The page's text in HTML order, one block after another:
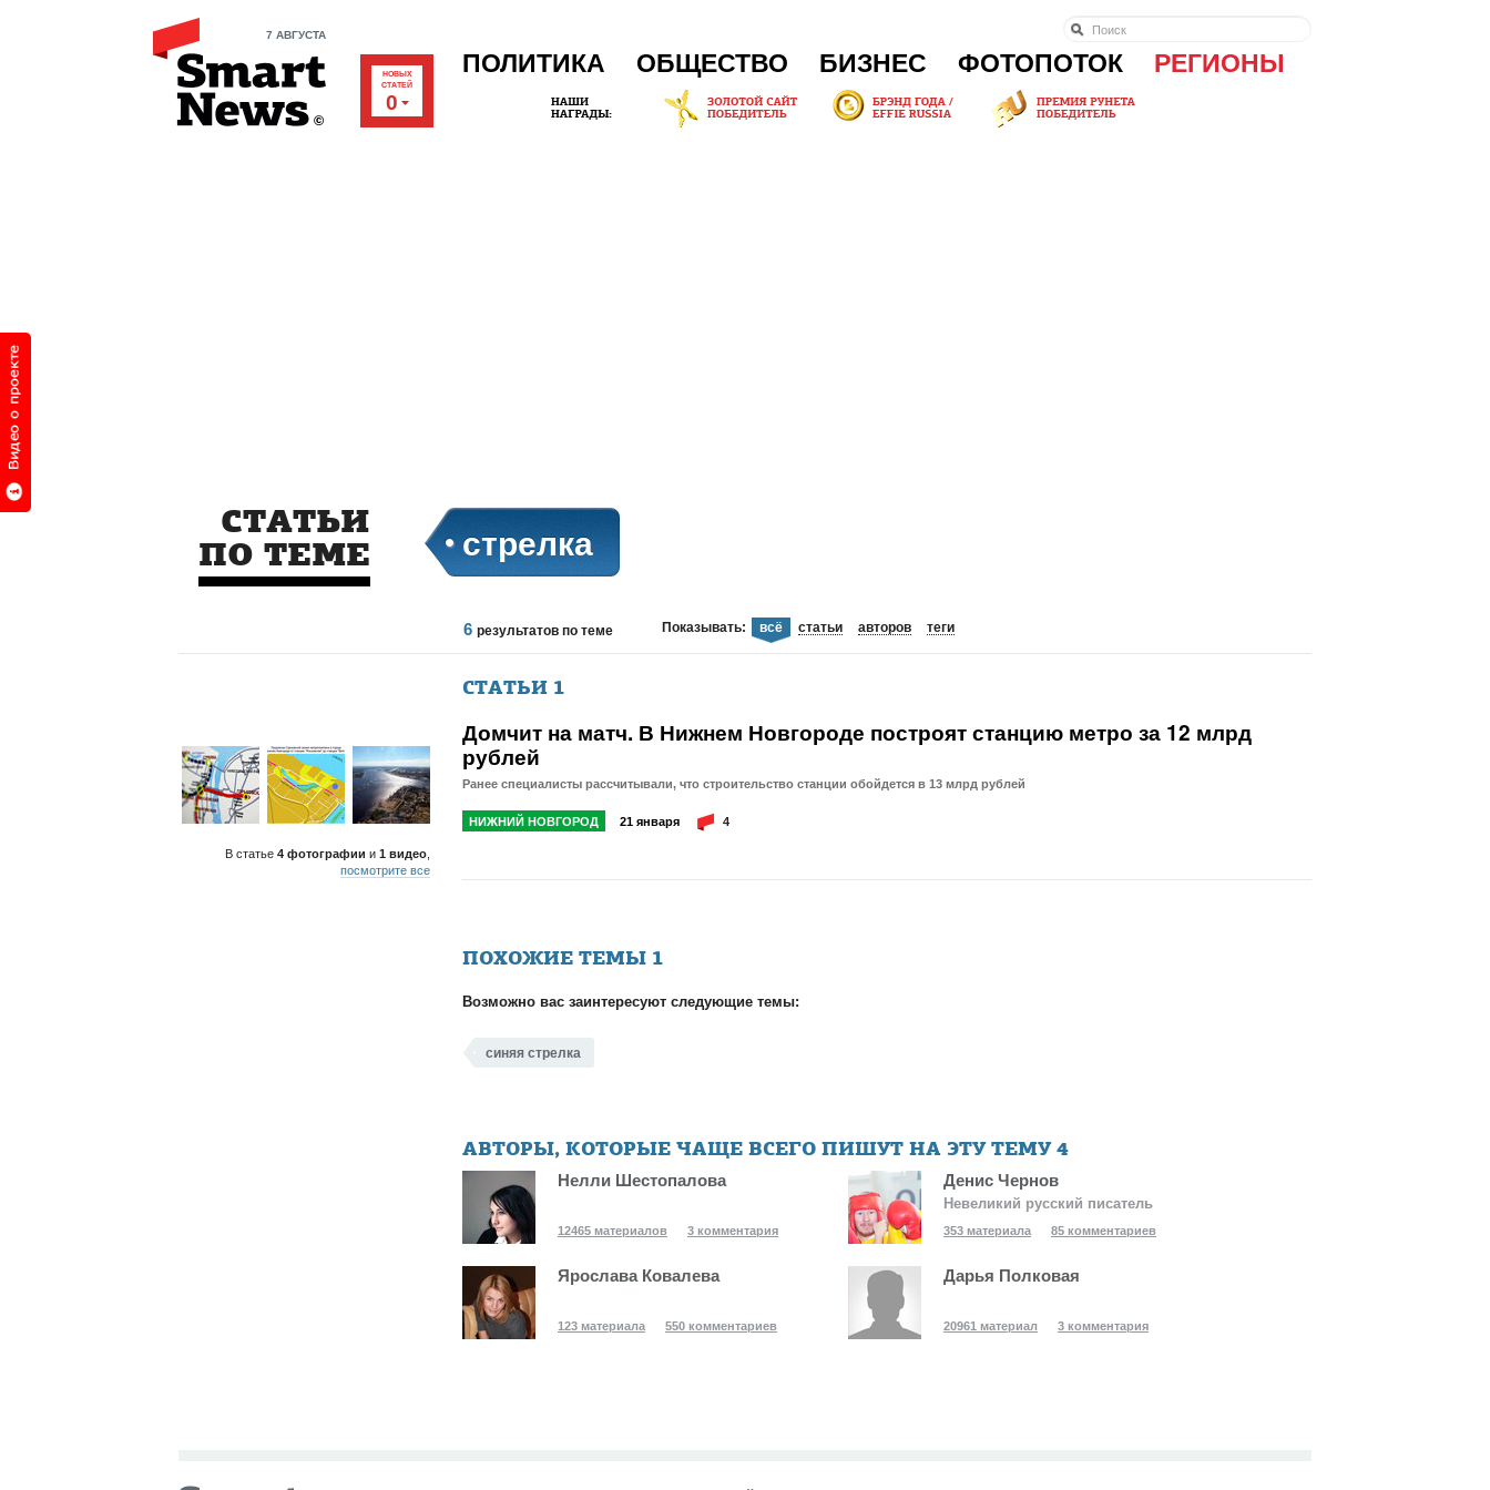
7 АВГУСТА
НОВЫХ
СТАТЕЙ
0
ПОЛИТИКА ОБЩЕСТВО БИЗНЕС ФОТОПОТОК РЕГИОНЫ
СТАТЬИ
ПО ТЕМЕ
стрелка
6 результатов по теме Показывать: всё статьи авторов теги
СТАТЬИ 1
В статье 4 фотографии и 1 видео
посмотрите все
Домчит на матч. В Нижнем Новгороде построят станцию метро за 12 млрд
рублей
Ранее специалисты рассчитывали, что строительство станции обойдется в 13 млрд рублей
НИЖНИЙ НОВГОРОД 21 января 4
ПОХОЖИЕ ТЕМЫ 1
Возможно вас заинтересуют следующие темы:
синяя стрелка
АВТОРЫ, КОТОРЫЕ ЧАЩЕ ВСЕГО ПИШУТ НА ЭТУ ТЕМУ4
Нелли Шестопалова
12465 материалов 3 комментария
Ярослава Ковалева
123 материала 550 комментариев
Денис Чернов
Невеликий русский писатель
353 материала 85 комментариев
Дарья Полковая
20961 материал 3 комментария